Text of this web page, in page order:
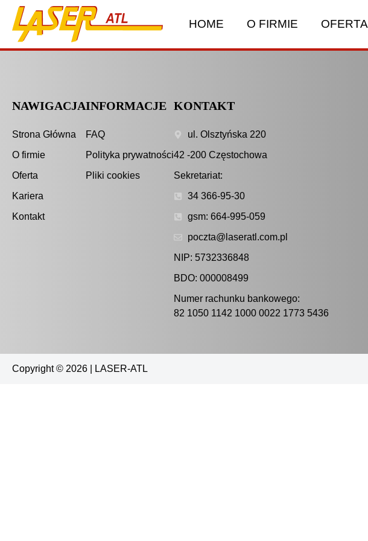
HOME O FIRMIE OFERTA
NAWIGACJA
Strona Główna
O firmie
Oferta
Kariera
Kontakt
INFORMACJE
FAQ
Polityka prywatności
Pliki cookies
KONTAKT
ul. Olsztyńska 220
42 -200 Częstochowa
Sekretariat:
34 366-95-30
gsm: 664-995-059
poczta@laseratl.com.pl
NIP: 5732336848
BDO: 000008499
Numer rachunku bankowego:
82 1050 1142 1000 0022 1773 5436
Copyright © 2026 | LASER-ATL